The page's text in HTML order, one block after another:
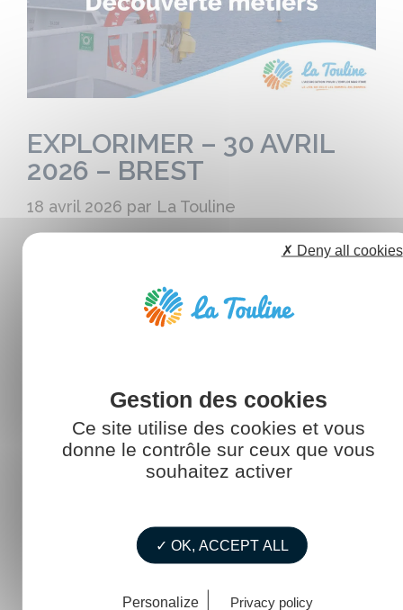
EXPLORIMER – 30 AVRIL
2026 – BREST
18 avril 2026 par La Touline
métiers du nautisme. Nous vous donnons rendez-
vous dans nos locaux et en direct …
Ce site utilise des cookies et vous
donne le contrôle sur ceux que vous
souhaitez activer
✓ OK, ACCEPT ALL
✗ Deny all cookies
Personalize Privacy policy